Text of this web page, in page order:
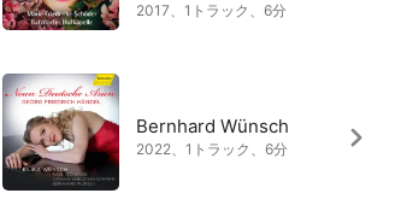
2017、1トラック、6分
Bernhard Wünsch
2022、1トラック、6分